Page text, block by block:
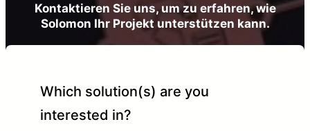
Kontaktieren Sie uns, um zu erfahren, wie
Solomon Ihr Projekt unterstützen kann.
Which solution(s) are you
interested in?